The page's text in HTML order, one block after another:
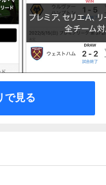
で見る